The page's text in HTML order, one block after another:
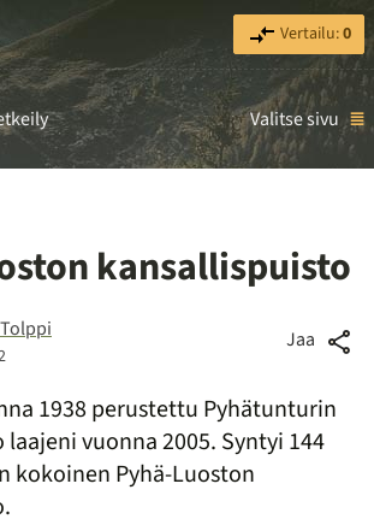
Vertailu:0
Valitse sivu
kansallispuisto
Jaa
1938 perustettu Pyhätunturin
vuonna 2005. Syntyi 144
kokoinen Pyhä-Luoston